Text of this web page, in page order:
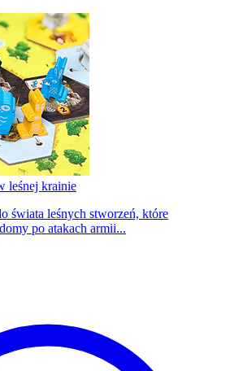
leśnej krainie
świata leśnych stworzeń, które
po atakach armii...